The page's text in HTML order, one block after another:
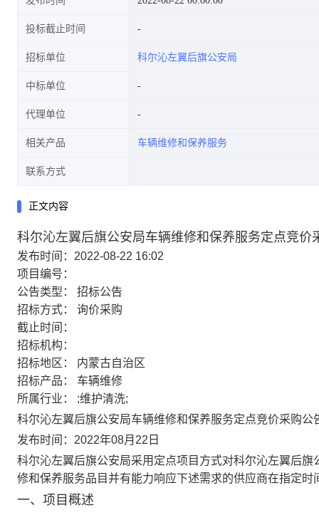
投标截止时间
招标单位 科尔沁左翼后旗公安局
中标单位
代理单位
相关产品 车辆维修和保养服务
联系方式
正文内容
科尔沁左翼后旗公安局车辆维修和保养服务定点竞价
发布时间：2022-08-22 16:02
项目编号：
公告类型：
招标公告
招标方式：
询价采购
截止时间：
招标机构：
招标地区：
内蒙古自治区
招标产品：
车辆维修
所属行业：
;维护清洗;
科尔沁左翼后旗公安局车辆维修和保养服务定点竞价采购公
发布时间：2022年08月22日
科尔沁左翼后旗公安局采用定点项目方式对科尔沁左翼后
修和保养服务品目并有能力响应下述需求的供应商在指定时
一、项目概述